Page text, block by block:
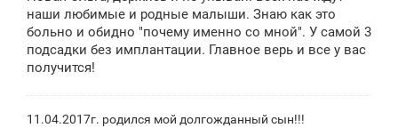
щ
н
и
наши любимые и родные малыши. Знаю как это
больно и обидно "почему именно со мной". У самой 3
подсадки без имплантации. Главное верь и все у вас
получится!
11.04.2017г. родился мой долгожданный сын!!!